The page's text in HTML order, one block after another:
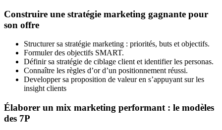
Construire une stratégie marketing gagnante pour
son offre
Structurer sa stratégie marketing : priorités, buts et objectifs.
Formuler des objectifs SMART.
Définir sa stratégie de ciblage client et identifier les personas.
Connaître les règles d’or d’un positionnement réussi.
Developper sa proposition de valeur en s’appuyant sur les
insight clients
Élaborer un mix marketing performant : le modèles
des 7P